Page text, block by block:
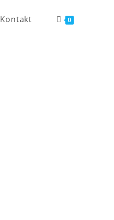
Kontakt 0